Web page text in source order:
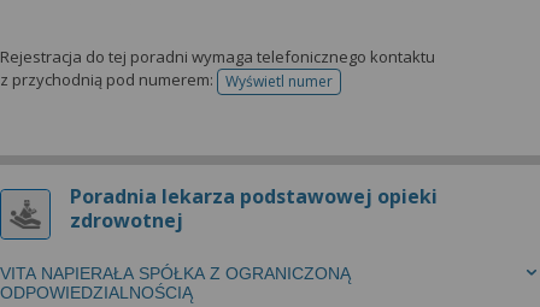
Rejestracja do tej poradni wymaga telefonicznego kontaktu
z przychodnią pod numerem:
Wyświetl numertelefonu do rejestracji
Poradnia lekarza podstawowej opieki
zdrowotnej
VITA NAPIERAŁA SPÓŁKA Z OGRANICZONĄ
ODPOWIEDZIALNOŚCIĄ